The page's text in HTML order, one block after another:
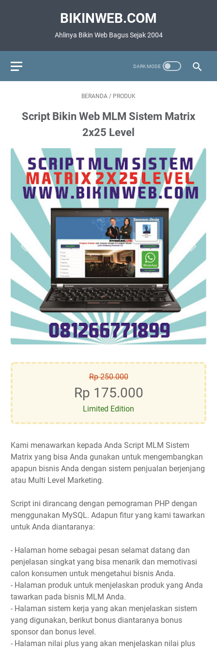
BIKINWEB.COM
Ahlinya Bikin Web Bagus Sejak 2004
BERANDA / PRODUK
Script Bikin Web MLM Sistem Matrix
2x25 Level
Rp 250.000
Rp 175.000
Limited Edition
Kami menawarkan kepada Anda Script MLM Sistem
Matrix yang bisa Anda gunakan untuk mengembangkan
apapun bisnis Anda dengan sistem penjualan berjenjang
atau Multi Level Marketing.
Script ini dirancang dengan pemograman PHP dengan
menggunakan MySQL. Adapun fitur yang kami tawarkan
untuk Anda diantaranya:
- Halaman home sebagai pesan selamat datang dan
penjelasan singkat yang bisa menarik dan memotivasi
calon konsumen untuk mengetahui bisnis Anda.
- Halaman produk untuk menjelaskan produk yang Anda
tawarkan pada bisnis MLM Anda.
- Halaman sistem kerja yang akan menjelaskan sistem
yang digunakan, berikut bonus diantaranya bonus
sponsor dan bonus level.
- Halaman nilai plus yang akan menjelaskan nilai plus